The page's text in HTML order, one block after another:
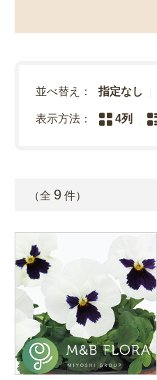
並べ替え： 指定なし
表示方法： 4列
（全 9 件）